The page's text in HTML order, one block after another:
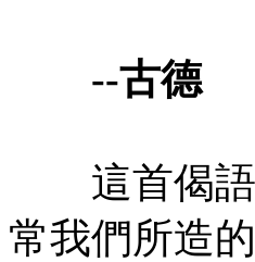
--古德
這首偈語
常我們所造